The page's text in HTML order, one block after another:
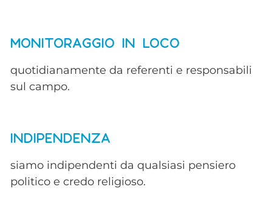
MONITORAGGIO IN LOCO
quotidianamente da referenti e responsabili
sul campo.
INDIPENDENZA
siamo indipendenti da qualsiasi pensiero
politico e credo religioso.